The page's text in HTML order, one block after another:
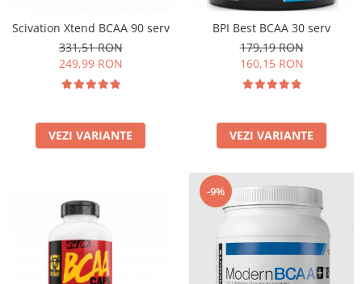
Scivation Xtend BCAA 90 serv
331,51 RON
249,99 RON
VEZI VARIANTE
BPI Best BCAA 30 serv
179,19 RON
160,15 RON
VEZI VARIANTE
-9%